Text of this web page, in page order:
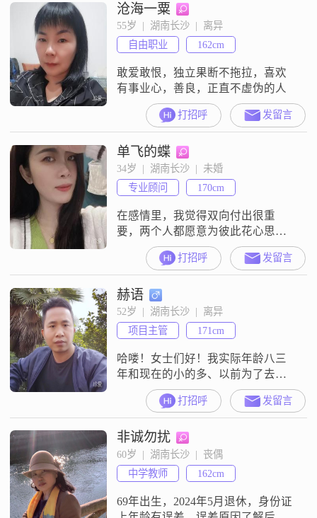
沧海一粟
55岁  |  湖南长沙  |  离异
自由职业
162cm
敢爱敢恨，独立果断不拖拉，喜欢
有事业心，善良，正直不虚伪的人
打招呼 发留言
单飞的蝶
34岁  |  湖南长沙  |  未婚
专业顾问
170cm
在感情里，我觉得双向付出很重
要，两个人都愿意为彼此花心思、
付出努力，关系才能长久。希望遇
到合拍的人，一起慢慢相处，互相
体谅，把日子过得踏实又温暖。
打招呼 发留言
赫语
52岁  |  湖南长沙  |  离异
项目主管
171cm
哈喽！女士们好！我实际年龄八三
年和现在的小的多、以前为了去广
东打工、年纪小不能办身份证，只
好用我哥的年龄去办！特意说明！
没有要求三观一致、更没有要求同
频，人家不合适我、我改变自己去
合适人家。懂的尊老爱幼、善良点
就行。
打招呼 发留言
非诚勿扰
60岁  |  湖南长沙  |  丧偶
中学教师
162cm
69年出生，2024年5月退休，身份证